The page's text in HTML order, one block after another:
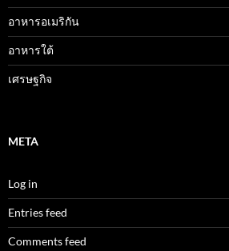
อาหารอเมริกัน
อาหารใต้
เศรษฐกิจ
META
Log in
Entries feed
Comments feed